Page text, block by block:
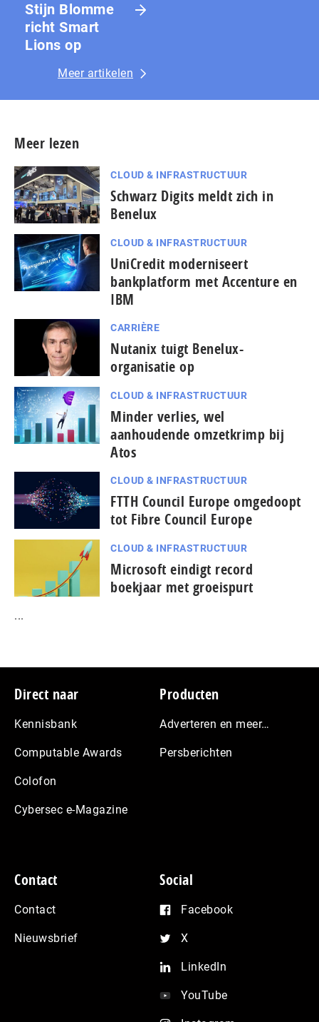
Stijn Blomme
richt Smart
Lions op
Meer artikelen
Meer lezen
CLOUD & INFRASTRUCTUUR
Schwarz Digits meldt zich in
Benelux
CLOUD & INFRASTRUCTUUR
UniCredit moderniseert
bankplatform met Accenture en
IBM
CARRIÈRE
Nutanix tuigt Benelux-
organisatie op
CLOUD & INFRASTRUCTUUR
Minder verlies, wel
aanhoudende omzetkrimp bij
Atos
CLOUD & INFRASTRUCTUUR
FTTH Council Europe omgedoopt
tot Fibre Council Europe
CLOUD & INFRASTRUCTUUR
Microsoft eindigt record
boekjaar met groeispurt
...
Footer
Direct naar
Kennisbank
Computable Awards
Colofon
Cybersec e-Magazine
Producten
Adverteren en meer…
Persberichten
Contact
Contact
Nieuwsbrief
Social
Facebook
X
LinkedIn
YouTube